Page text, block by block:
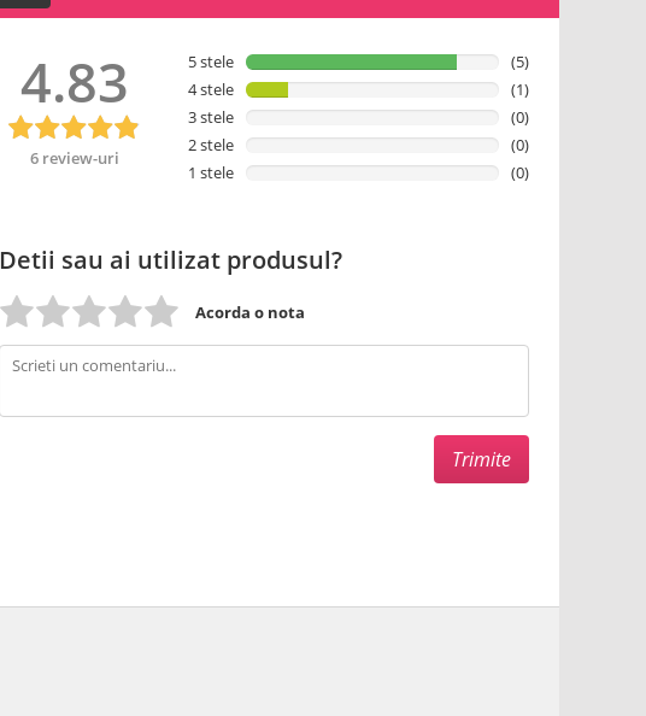
4.83
6 review-uri
5 stele
(5)
4 stele
(1)
3 stele
(0)
2 stele
(0)
1 stele
(0)
Detii sau ai utilizat produsul?
Acorda o nota